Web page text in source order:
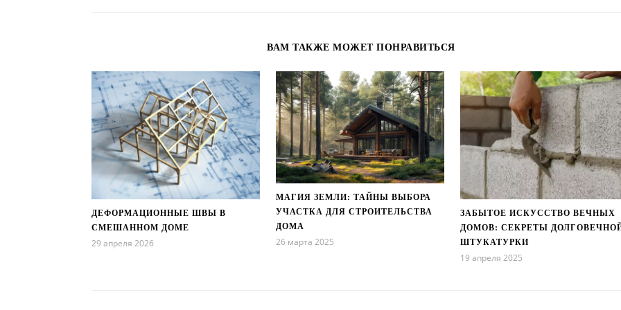
ВАМ ТАКЖЕ МОЖЕТ ПОНРАВИТЬСЯ
ДЕФОРМАЦИОННЫЕ ШВЫ В
СМЕШАННОМ ДОМЕ
29 апреля 2026
МАГИЯ ЗЕМЛИ: ТАЙНЫ ВЫБОРА
УЧАСТКА ДЛЯ СТРОИТЕЛЬСТВА
ДОМА
26 марта 2025
ЗАБЫТОЕ ИСКУССТВО ВЕЧНЫХ
ДОМОВ: СЕКРЕТЫ
ШТУКАТУРКИ
19 апреля 2025